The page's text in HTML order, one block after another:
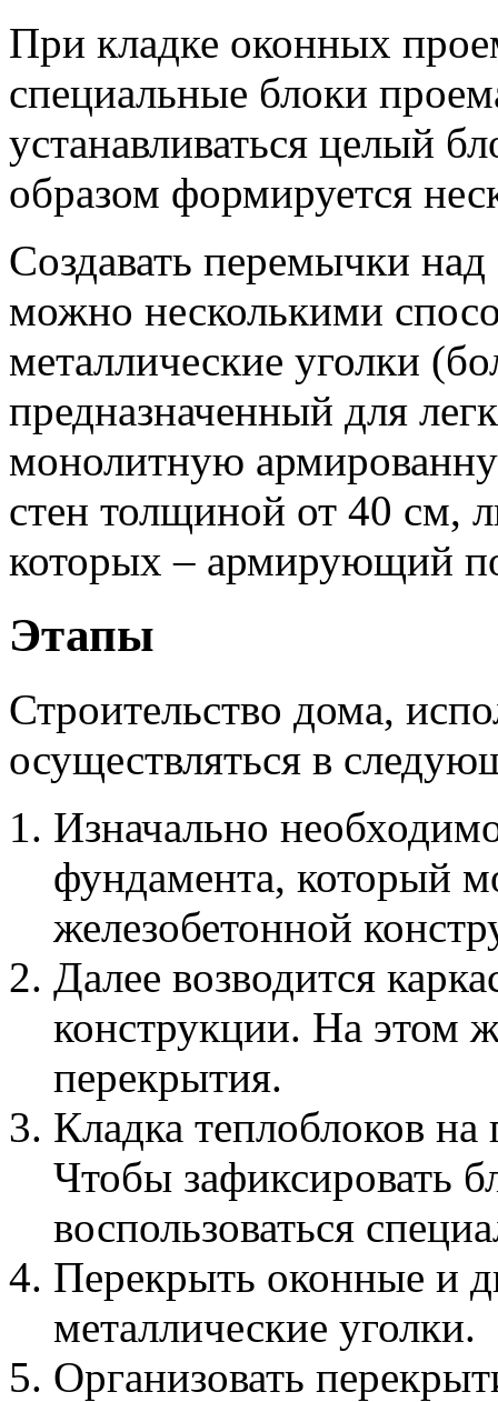
При кладке оконных
специальные блоки
устанавливаться целый
образом формируется
Создавать перемычки
можно несколькими
металлические уголки
предназначенный для
монолитную
стен толщиной от 40 см,
которых – армирующий
Этапы
Строительство дома,
осуществляться в
Изначально
фундамента, который
железобетонной
Далее возводится
конструкции. На этом
перекрытия.
Кладка теплоблоков
Чтобы зафиксировать
воспользоваться
Перекрыть оконные и
металлические уголки.
Организовать